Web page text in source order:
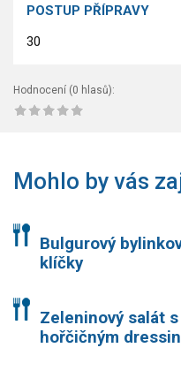
POSTUP PŘÍPRAVY
30
Hodnocení (0 hlasů):
Mohlo by vás
Bulgurový
klíčky
Zeleninový salát
hořčičným